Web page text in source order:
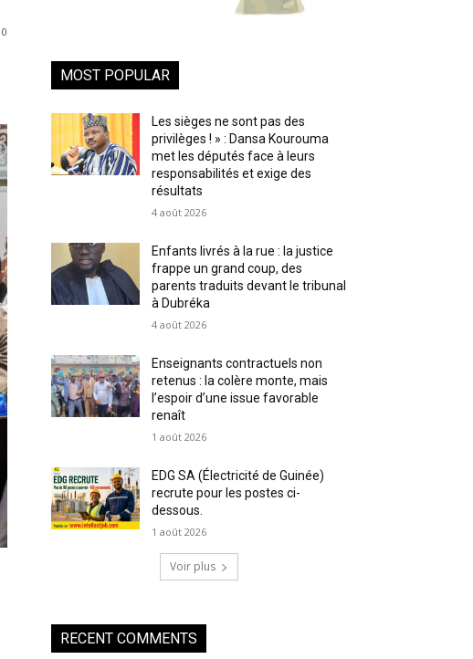
0
MOST POPULAR
Les sièges ne sont pas des
privilèges ! » : Dansa Kourouma
met les députés face à leurs
responsabilités et exige des
résultats
4 août 2026
Enfants livrés à la rue : la justice
frappe un grand coup, des
parents traduits devant le tribunal
à Dubréka
4 août 2026
Enseignants contractuels non
retenus : la colère monte, mais
l’espoir d’une issue favorable
renaît
1 août 2026
EDG SA (Électricité de Guinée)
recrute pour les postes ci-
dessous.
1 août 2026
Voir plus
RECENT COMMENTS